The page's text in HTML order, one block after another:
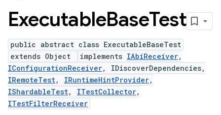
ExecutableBaseTest
public abstract class ExecutableBaseTest
extends Object
implements IAbiReceiver,
IConfigurationReceiver, IDiscoverDependencies,
IRemoteTest, IRuntimeHintProvider,
IShardableTest, ITestCollector,
ITestFilterReceiver